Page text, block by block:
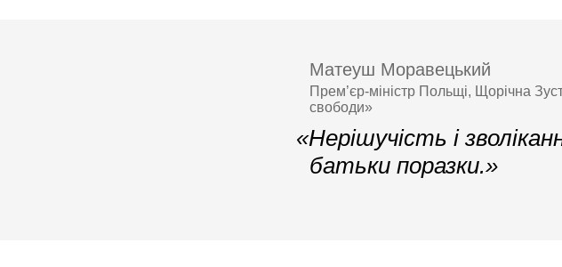
Матеуш Моравецький
Прем’єр-міністр Польщі, Щорічна
свободи»
«Нерішучість і
батьки поразки.»